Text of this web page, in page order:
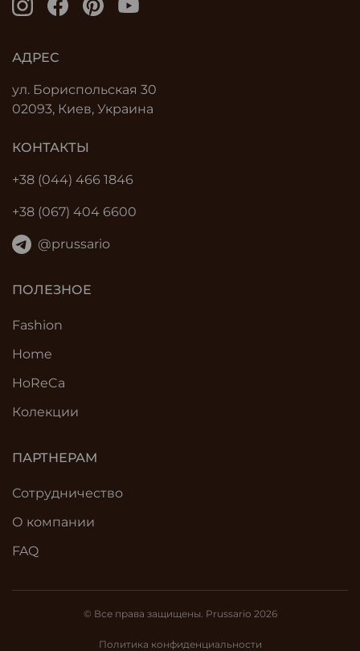
АДРЕС
ул. Бориспольская 30
02093, Киев, Украина
КОНТАКТЫ
+38 (044) 466 1846
+38 (067) 404 6600
@prussario
ПОЛЕЗНОЕ
Fashion
Home
HoReCa
Колекции
ПАРТНЕРАМ
Сотрудничество
О компании
FAQ
© Все права защищены. Prussario 2026
Политика конфиденциальности